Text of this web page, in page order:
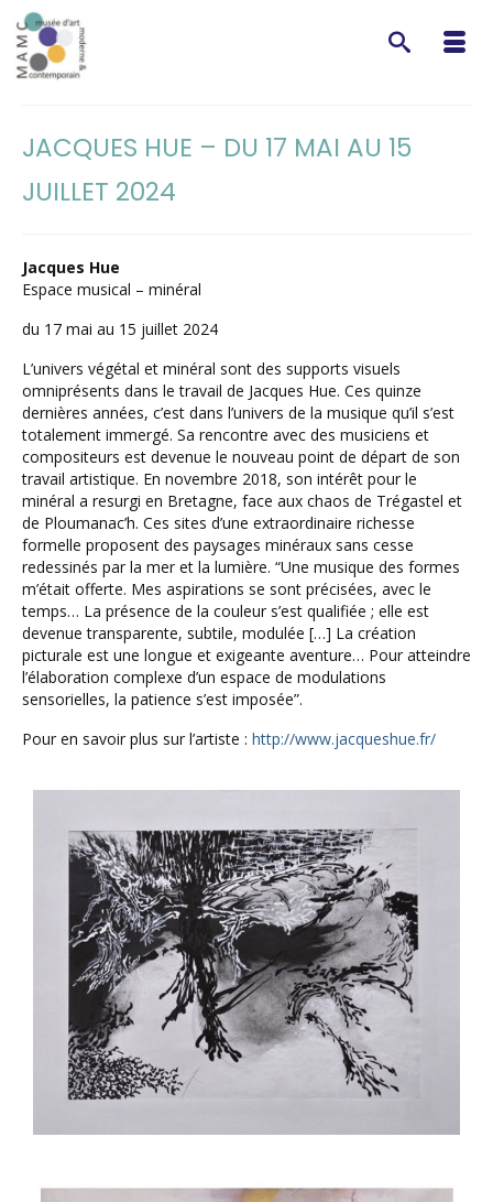
JACQUES HUE – DU 17 MAI AU 15
JUILLET 2024
Jacques Hue
Espace musical – minéral
du 17 mai au 15 juillet 2024
L’univers végétal et minéral sont des supports visuels
omniprésents dans le travail de Jacques Hue. Ces quinze
dernières années, c’est dans l’univers de la musique qu’il s’est
totalement immergé. Sa rencontre avec des musiciens et
compositeurs est devenue le nouveau point de départ de son
travail artistique. En novembre 2018, son intérêt pour le
minéral a resurgi en Bretagne, face aux chaos de Trégastel et
de Ploumanac’h. Ces sites d’une extraordinaire richesse
formelle proposent des paysages minéraux sans cesse
redessinés par la mer et la lumière. “Une musique des formes
m’était offerte. Mes aspirations se sont précisées, avec le
temps… La présence de la couleur s’est qualifiée ; elle est
devenue transparente, subtile, modulée […] La création
picturale est une longue et exigeante aventure… Pour atteindre
l’élaboration complexe d’un espace de modulations
sensorielles, la patience s’est imposée”.
Pour en savoir plus sur l’artiste : http://www.jacqueshue.fr/